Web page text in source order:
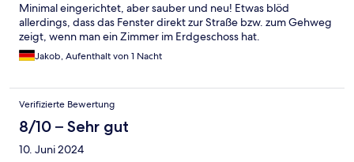
Minimal eingerichtet, aber sauber und neu! Etwas blöd
allerdings, dass das Fenster direkt zur Straße bzw. zum Gehweg
zeigt, wenn man ein Zimmer im Erdgeschoss hat.
Jakob, Aufenthalt von 1 Nacht
Verifizierte Bewertung
8/10 – Sehr gut
10. Juni 2024